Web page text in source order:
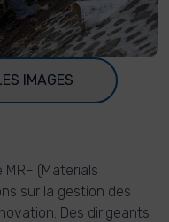
IMAGES
(Materials
sur la gestion des
Des dirigeants